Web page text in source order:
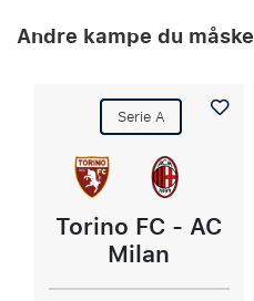
Andre kampe du
Serie A
Torino FC - AC
Milan